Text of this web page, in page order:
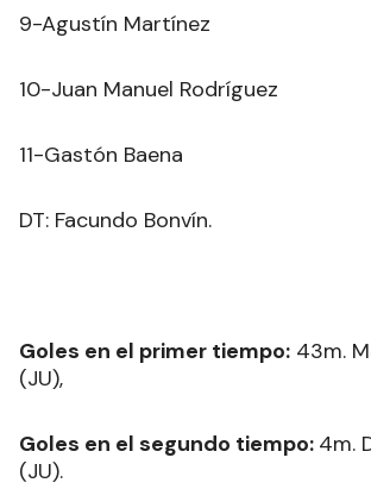
9-Agustín Martínez
10-Juan Manuel Rodríguez
11-Gastón Baena
DT: Facundo Bonvín.
Goles en el primer tiempo: 43m.
(JU),
Goles en el segundo tiempo: 4m.
(JU).